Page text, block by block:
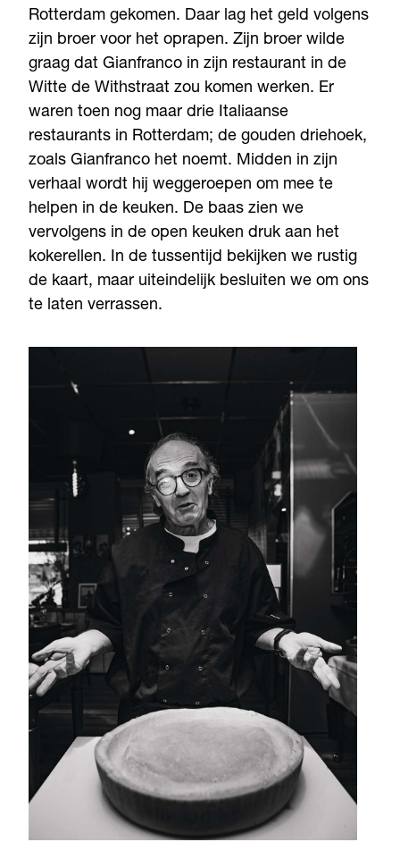
Rotterdam gekomen. Daar lag het geld volgens
zijn broer voor het oprapen. Zijn broer wilde
graag dat Gianfranco in zijn restaurant in de
Witte de Withstraat zou komen werken. Er
waren toen nog maar drie Italiaanse
restaurants in Rotterdam; de gouden driehoek,
zoals Gianfranco het noemt. Midden in zijn
verhaal wordt hij weggeroepen om mee te
helpen in de keuken. De baas zien we
vervolgens in de open keuken druk aan het
kokerellen. In de tussentijd bekijken we rustig
de kaart, maar uiteindelijk besluiten we om ons
te laten verrassen.